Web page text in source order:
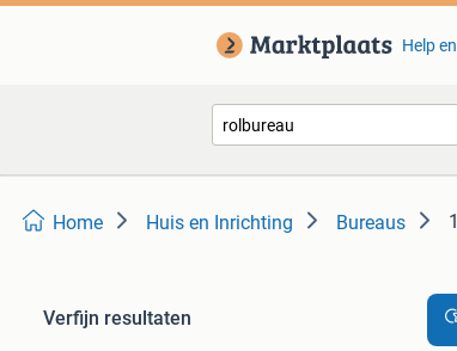
Help
Home Huis en Inrichting Bureaus
Verfijn resultaten